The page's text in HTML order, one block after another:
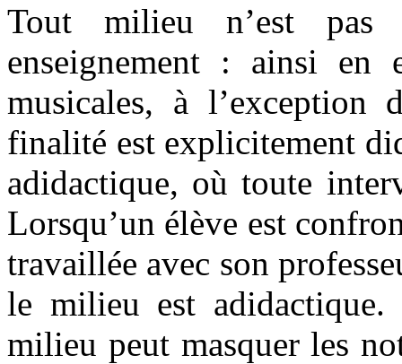
Tout milieu n’est pas
enseignement : ainsi
musicales, à l’exception
finalité est explicitement
adidactique, où toute
Lorsqu’un élève est
travaillée avec son
le milieu est adidactique.
milieu peut masquer les